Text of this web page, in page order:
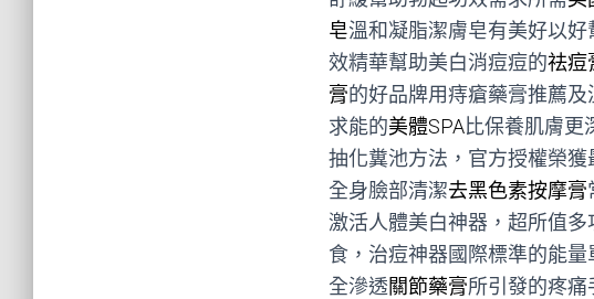
皂溫和凝脂潔膚皂有美好以
效精華幫助美白消痘痘的祛痘
膏的好品牌用痔瘡藥膏推薦及
求能的美體SPA比保養肌膚更
抽化糞池方法，官方授權榮獲
全身臉部清潔去黑色素按摩膏
激活人體美白神器，超所值
食，治痘神器國際標準的能量
全滲透關節藥膏所引發的疼